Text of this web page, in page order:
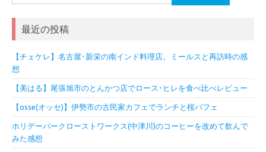
索:
最近の投稿
【チェケレ】名古屋･新栄の南インド料理店。ミールスと再訪時の感
想
【美はる】尾張旭市のとんかつ店でロース･ヒレを食べ比べレビュー
【osse(オッセ)】伊勢市の古民家カフェでランチと桜パフェ
ホリデーパークローストワークス(中津川)のコーヒーを改めて飲んで
みた感想